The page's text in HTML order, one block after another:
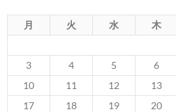
月 火 水 木
3
4 5 6
10
11 12 13
17
18 19 20